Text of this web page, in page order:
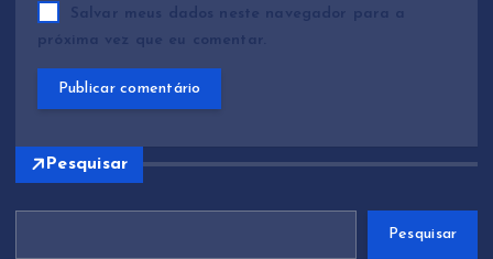
Salvar meus dados neste navegador para a
próxima vez que eu comentar.
Pesquisar
Pesquisar